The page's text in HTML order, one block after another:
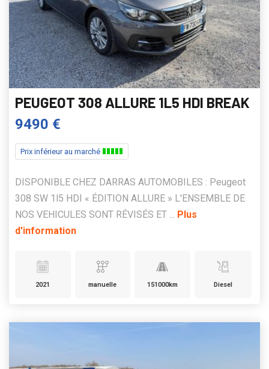
PEUGEOT 308 ALLURE 1L5 HDI BREAK
9490 €
Prix inférieur au marché
DISPONIBLE CHEZ DARRAS AUTOMOBILES : Peugeot
308 SW 1l5 HDI « ÉDITION ALLURE » L'ENSEMBLE DE
NOS VEHICULES SONT RÉVISÉS ET ... Plus
d'information
2021 manuelle 151000km Diesel